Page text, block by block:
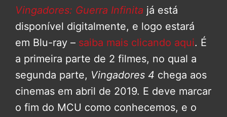
Vingadores: Guerra Infinita já está
disponível digitalmente, e logo estará
em Blu-ray – saiba mais clicando aqui. É
a primeira parte de 2 filmes, no qual a
segunda parte, Vingadores 4 chega aos
cinemas em abril de 2019. E deve marcar
o fim do MCU como conhecemos, e o